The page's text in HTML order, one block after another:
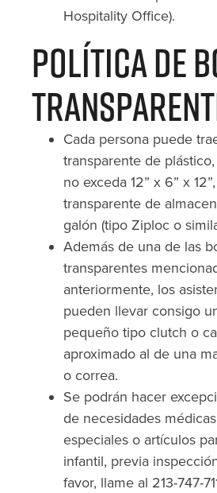
Hospitality Office).
Política de
Cada persona puede
transparente de
no exceda 12” x 6” x
transparente de
galón (tipo Ziploc o
Además de una de las
transparentes
anteriormente, los
pueden llevar consigo
pequeño tipo clutch o
aproximado al de una
o correa.
Se podrán hacer
de necesidades
especiales o artículos
infantil, previa
favor, llame al 213-747-